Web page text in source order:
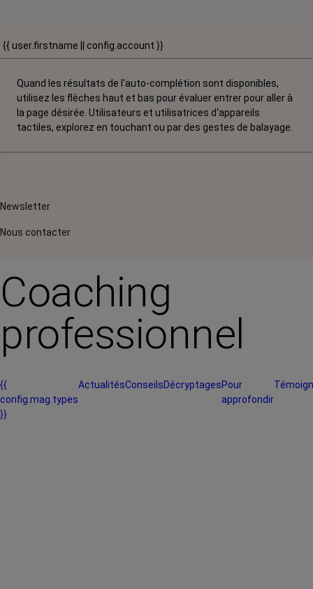
{{ user.firstname || config.account }}
Quand les résultats de l'auto-complétion sont disponibles,
utilisez les flèches haut et bas pour évaluer entrer pour aller à
la page désirée. Utilisateurs et utilisatrices d‘appareils
tactiles, explorez en touchant ou par des gestes de balayage.
Newsletter
Nous contacter
Coaching
professionnel
{{
config.mag.types
}}
ActualitésConseilsDécryptagesPour
approfondir